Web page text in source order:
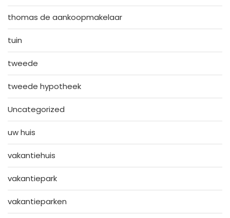
thomas de aankoopmakelaar
tuin
tweede
tweede hypotheek
Uncategorized
uw huis
vakantiehuis
vakantiepark
vakantieparken